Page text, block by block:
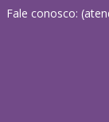
Fale conosco: